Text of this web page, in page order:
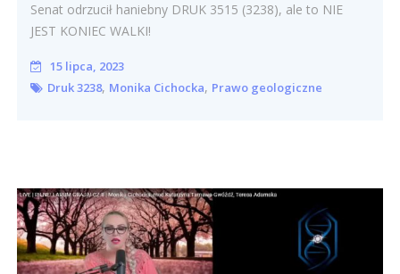
Senat odrzucił haniebny DRUK 3515 (3238), ale to NIE
JEST KONIEC WALKI!
15 lipca, 2023
Druk 3238, Monika Cichocka, Prawo geologiczne